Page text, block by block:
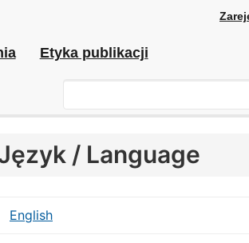
Etyka publikacji
/ Language
English